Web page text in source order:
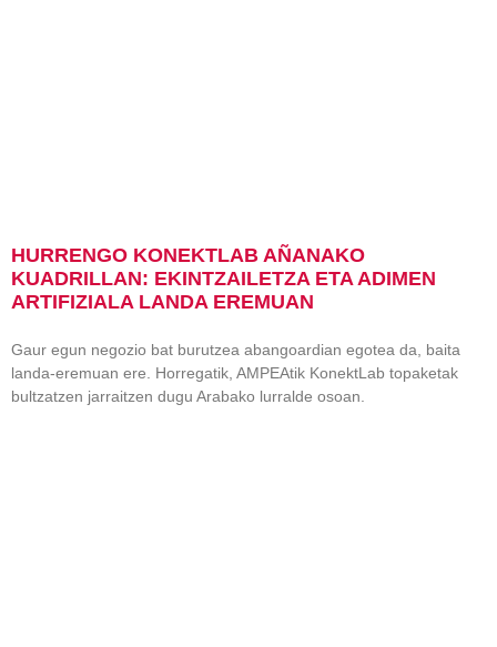
HURRENGO KONEKTLAB AÑANAKO
KUADRILLAN: EKINTZAILETZA ETA ADIMEN
ARTIFIZIALA LANDA EREMUAN
Gaur egun negozio bat burutzea abangoardian egotea da, baita
landa-eremuan ere. Horregatik, AMPEAtik KonektLab topaketak
bultzatzen jarraitzen dugu Arabako lurralde osoan.